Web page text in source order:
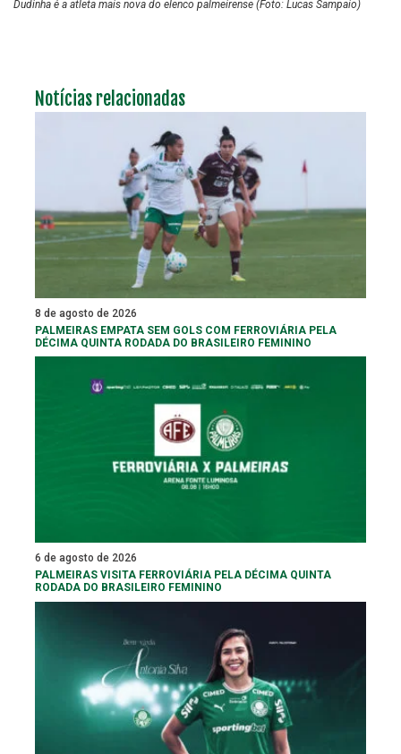
Dudinha é a atleta mais nova do elenco palmeirense (Foto: Lucas Sampaio)
Notícias relacionadas
8 de agosto de 2026
PALMEIRAS EMPATA SEM GOLS COM FERROVIÁRIA PELA
DÉCIMA QUINTA RODADA DO BRASILEIRO FEMININO
6 de agosto de 2026
PALMEIRAS VISITA FERROVIÁRIA PELA DÉCIMA QUINTA
RODADA DO BRASILEIRO FEMININO